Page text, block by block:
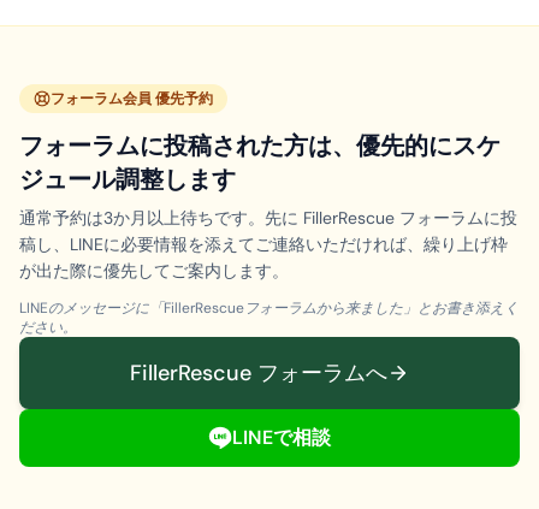
フォーラム会員 優先予約
フォーラムに投稿された方は、優先的にスケ
ジュール調整します
通常予約は3か月以上待ちです。先に FillerRescue フォーラムに投
稿し、LINEに必要情報を添えてご連絡いただければ、繰り上げ枠
が出た際に優先してご案内します。
LINEのメッセージに「FillerRescueフォーラムから来ました」とお書き添えく
ださい。
FillerRescue フォーラムへ
LINEで相談